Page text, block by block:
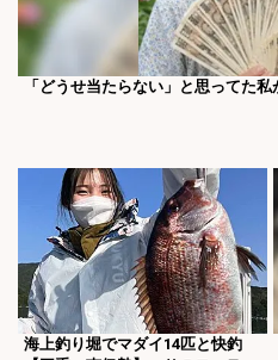
「どうせ当たらない」と思ってた
海上釣り堀でマダイ14匹と快釣